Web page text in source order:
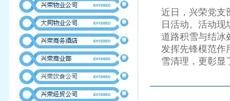
近日，兴荣党支
日活动。活动
道路积雪与结冰
发挥先锋模范作
雪清理，更彰显